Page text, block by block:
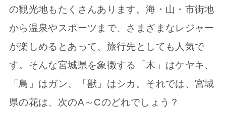
の観光地もたくさんあります。海・山・市街地
から温泉やスポーツまで、さまざまなレジャー
が楽しめるとあって、旅行先としても人気で
す。そんな宮城県を象徴する「木」はケヤキ、
「鳥」はガン、「獣」はシカ。それでは、宮城
県の花は、次のA～Cのどれでしょう？